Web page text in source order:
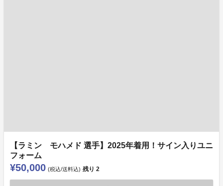
【ラミン モハメド 選手】2025年着用！サイン入りユニ
フォーム
¥50,000 (税込/送料込) 残り 2